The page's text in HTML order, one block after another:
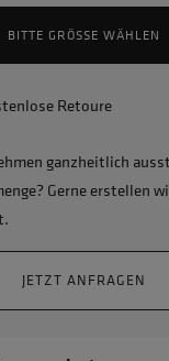
BITTE GRÖSSE WÄHLEN
Retoure
ganzheitlich
Gerne erstellen
JETZT ANFRAGEN